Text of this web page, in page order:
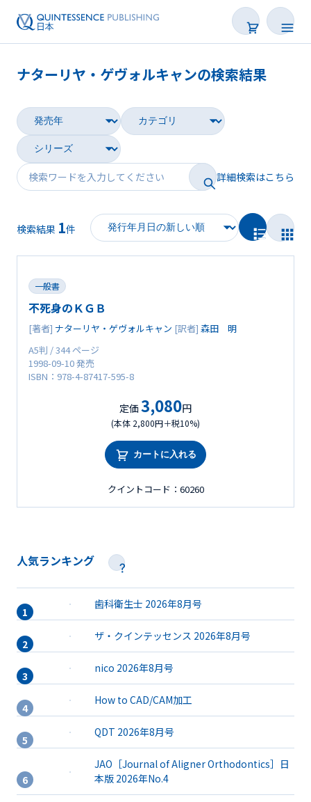
雑誌
映像
電子BOOK
著者一覧
ナターリヤ・ゲヴォルキャンの検索結果
詳細検索はこちら
検索結果 1件
一般書
不死身のＫＧＢ
[著者] ナターリヤ・ゲヴォルキャン [訳者] 森田 明
A5判 / 344 ページ
1998-09-10 発売
ISBN：978-4-87417-595-8
定価 3,080円
(本体 2,800円＋税10%)
カートに入れる
クイントコード：60260
人気ランキング
歯科衛生士 2026年8月号
ザ・クインテッセンス 2026年8月号
nico 2026年8月号
How to CAD/CAM加工
QDT 2026年8月号
JAO［Journal of Aligner Orthodontics］日
本版 2026年No.4